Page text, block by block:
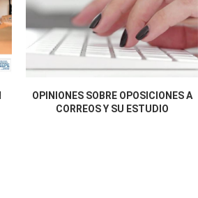
OPINIONES SOBRE OPOSICIONES A
CORREOS Y SU ESTUDIO